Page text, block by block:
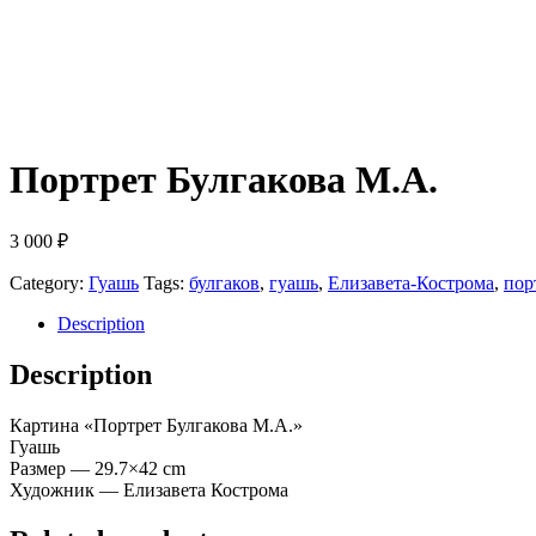
Портрет Булгакова М.А.
3 000 ₽
Category: Гуашь Tags: булгаков, гуашь, Елизавета-Кострома,
Description
Description
Картина «Портрет Булгакова М.А.»
Гуашь
Размер — 29.7×42 cm
Художник — Елизавета Кострома